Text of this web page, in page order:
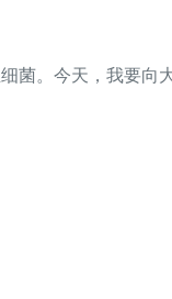
菌。今天，我要